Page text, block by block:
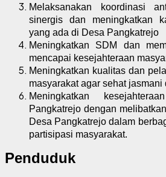
Melaksanakan koordinasi
sinergis dan meningkatkan
yang ada di Desa Pangkatrejo
Meningkatkan SDM dan
mencapai kesejahteraan
Meningkatkan kualitas dan
masyarakat agar sehat jasmani
Meningkatkan
Pangkatrejo dengan melibatkan
Desa Pangkatrejo dalam
partisipasi masyarakat.
Penduduk